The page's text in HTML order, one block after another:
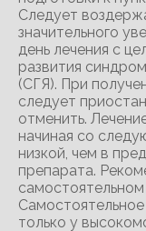
Следует
значительного
день лечения с
развития
(СГЯ). При
следует
отменить.
начиная со
низкой, чем в
препарата.
только у